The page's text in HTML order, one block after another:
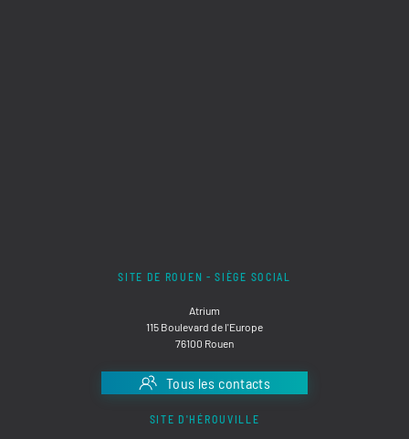
SITE DE ROUEN - SIÈGE SOCIAL
Atrium
115 Boulevard de l'Europe
76100 Rouen
Tous les contacts
SITE D'HÉROUVILLE